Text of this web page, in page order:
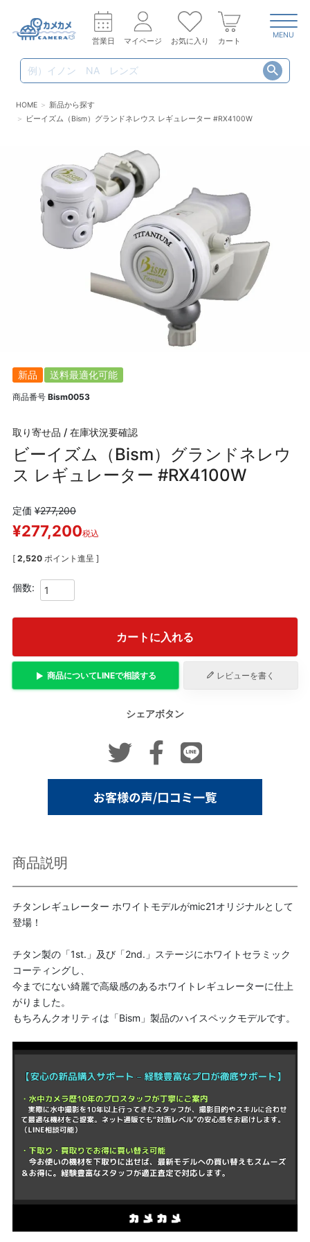
営業日 マイページ お気に入り カート
MENU
HOME
新品から探す
ビーイズム（Bism）グランドネレウス レギュレーター #RX4100W
新品 送料最適化可能
商品番号 Bism0053
取り寄せ品 / 在庫状況要確認
ビーイズム（Bism）グランドネレウ
ス レギュレーター #RX4100W
定価 ¥277,200
¥277,200税込
[ 2,520 ポイント進呈 ]
カートに入れる
商品についてLINEで相談する レビューを書く
シェアボタン
商品説明
チタンレギュレーター ホワイトモデルがmic21オリジナルとして
登場！
チタン製の「1st.」及び「2nd.」ステージにホワイトセラミック
コーティングし、
今までにない綺麗で高級感のあるホワイトレギュレーターに仕上
がりました。
もちろんクオリティは「Bism」製品のハイスペックモデルです。